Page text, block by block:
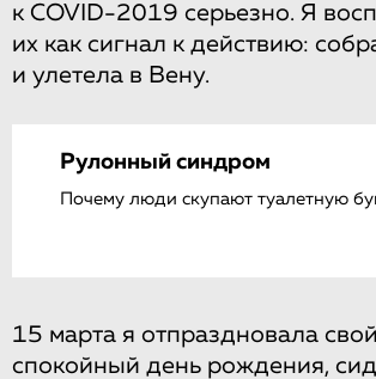
к COVID-2019 серьезно. Я
их как сигнал к действию:
и улетела в Вену.
Рулонный синдром
Почему люди скупают туалетную
15 марта я отпраздновала
спокойный день рождения,